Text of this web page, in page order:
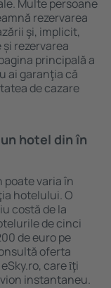
Multe persoane
rezervarea
şi, implicit,
rezervarea
principală a
ai garanţia că
de cazare
hotel din în
poate varia în
hotelului. O
costă de la
de cinci
de euro pe
oferta
care ȋţi
instantaneu.